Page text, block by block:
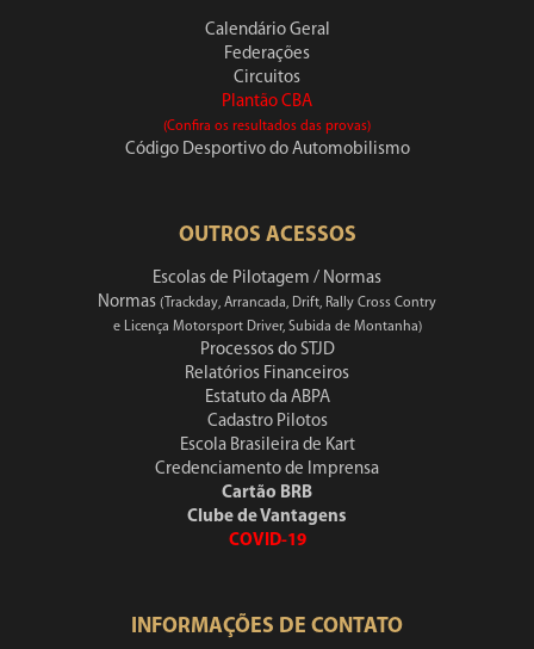
Calendário Geral
Federações
Circuitos
Plantão CBA
(Confira os resultados das provas)
Código Desportivo do Automobilismo
OUTROS ACESSOS
Escolas de Pilotagem / Normas
Normas (Trackday, Arrancada, Drift, Rally Cross Contry
e Licença Motorsport Driver, Subida de Montanha)
Processos do STJD
Relatórios Financeiros
Estatuto da ABPA
Cadastro Pilotos
Escola Brasileira de Kart
Credenciamento de Imprensa
Cartão BRB
Clube de Vantagens
COVID-19
INFORMAÇÕES DE CONTATO